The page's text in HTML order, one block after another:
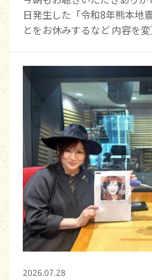
日発生した「令和8年熊本地
とをお休みするなど 内容を
2026.07.28